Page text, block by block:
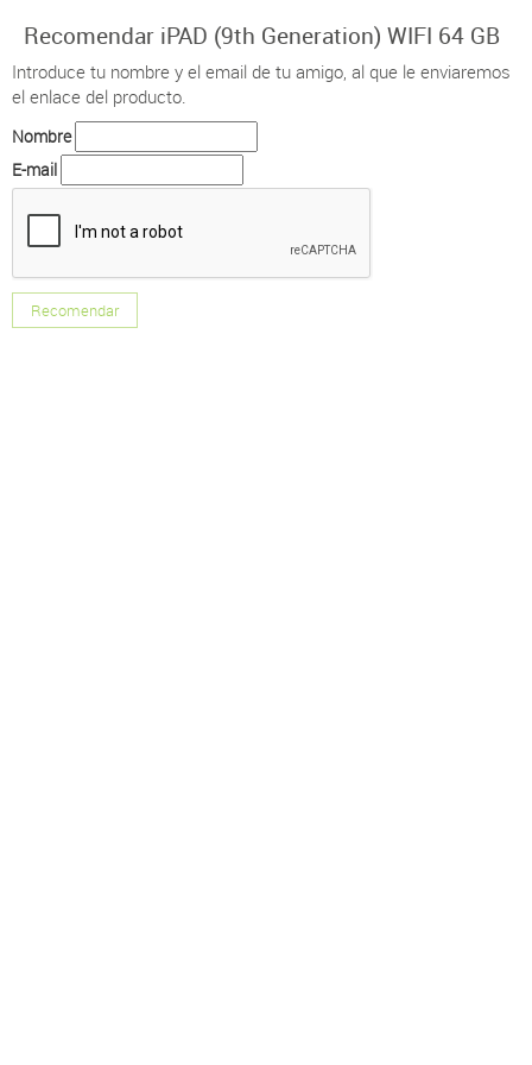
Recomendar iPAD (9th Generation) WIFI 64 GB
Introduce tu nombre y el email de tu amigo, al que le enviaremos
el enlace del producto.
Nombre
E-mail